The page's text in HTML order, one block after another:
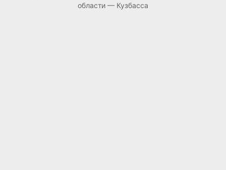
области — Кузбасса